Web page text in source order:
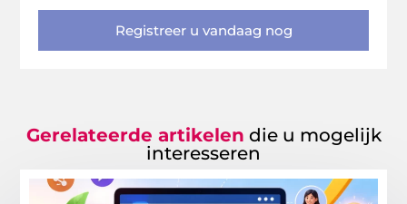
Registreer u vandaag nog
Gerelateerde artikelen die u mogelijk
interesseren